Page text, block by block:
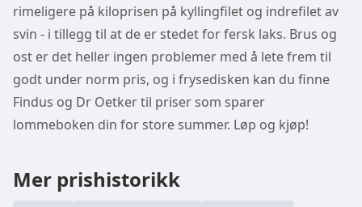
rimeligere på kiloprisen på kyllingfilet og indrefilet av
svin - i tillegg til at de er stedet for fersk laks. Brus og
ost er det heller ingen problemer med å lete frem til
godt under norm pris, og i frysedisken kan du finne
Findus og Dr Oetker til priser som sparer
lommeboken din for store summer. Løp og kjøp!
Mer prishistorikk